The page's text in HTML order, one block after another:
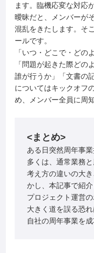
ます。臨機応変な対応
曖昧だと、メンバーが
混乱をきたします。そ
ールです。
「いつ・どこで・どの
「問題が起きた際どの
誰が行うか」「文書の
についてはキックオフ
め、メンバー全員に周
<まとめ>
ある日突然周年事
多くは、通常業務
考え方の違いの大
かし、本記事で紹
プロジェクト運営
大きく道を誤る恐
自社の周年事業を